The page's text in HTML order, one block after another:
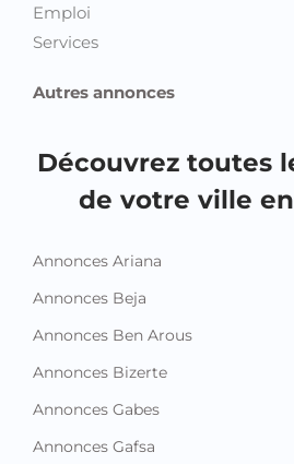
Emploi
Services
Autres annonces
Découvrez toutes
de votre ville
Annonces Ariana
Annonces Beja
Annonces Ben Arous
Annonces Bizerte
Annonces Gabes
Annonces Gafsa